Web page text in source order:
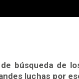
búsqueda de
luchas por